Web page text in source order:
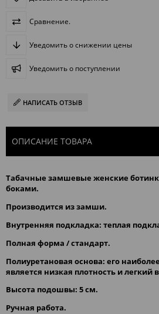
Сравнение.
Уведомить о снижении цены
Уведомить о поступлении
НАПИСАТЬ ОТЗЫВ
ОПИСАНИЕ ТОВАРА
Табачные замшевые женские
боками.
Производится из замши.
Внутренняя подкладка: теплая
Полная форма / стандарт.
Полиуретановая основа: его
является низкая плотность и легкий
Bысота подошвы: 5 см.
Pучная работа.